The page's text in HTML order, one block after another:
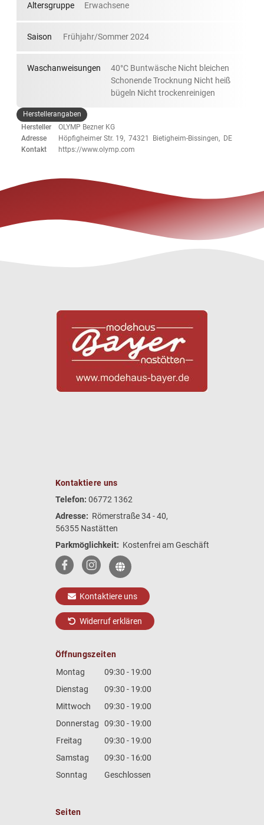
Altersgruppe Erwachsene
Saison Frühjahr/Sommer 2024
Waschanweisungen
40°C Buntwäsche Nicht bleichen
Schonende Trocknung Nicht heiß
bügeln Nicht trockenreinigen
Herstellerangaben
Hersteller
OLYMP Bezner KG
Adresse
Höpfigheimer Str. 19, 74321 Bietigheim-Bissingen, DE
Kontakt
https://www.olymp.com
Kontaktiere uns
Telefon: 06772 1362
Adresse: Römerstraße 34 - 40,
56355 Nastätten
Parkmöglichkeit: Kostenfrei am Geschäft
Kontaktiere uns
Widerruf erklären
Öffnungszeiten
Montag
09:30 - 19:00
Dienstag
09:30 - 19:00
Mittwoch
09:30 - 19:00
Donnerstag
09:30 - 19:00
Freitag
09:30 - 19:00
Samstag
09:30 - 16:00
Sonntag
Geschlossen
Seiten